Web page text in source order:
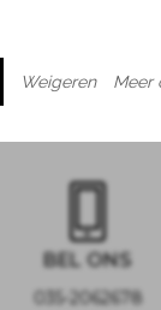
juist boutique. Zo
geen herhaling is
maar een plek die
waar het, boven
BEL ONS
035-2062678
Weigeren Meer